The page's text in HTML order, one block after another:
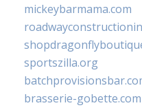
mickeybarmama.com
sportszilla.org
brasserie-gobette.com